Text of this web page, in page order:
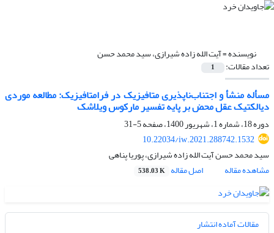
نویسنده =آیت الله زاده شیرازی، سید محمد حسن
تعداد مقالات: 1
مسأله منشأ و اجتناب‌ناپذیری متافیزیک در فرامتافیزیک: مطالعه‌‌ موردی
دیالکتیک عقل محض بر پایه‌ تفسیر مارکوس ویلاشک
دوره 18، شماره 1، شهریور 1400، صفحه
5-31
10.22034/iw.2021.288742.1532
سید محمد حسن آیت الله زاده شیرازی، پوریا پناهی
مشاهده مقاله
اصل مقاله 538.03 K
مقالات آماده انتشار